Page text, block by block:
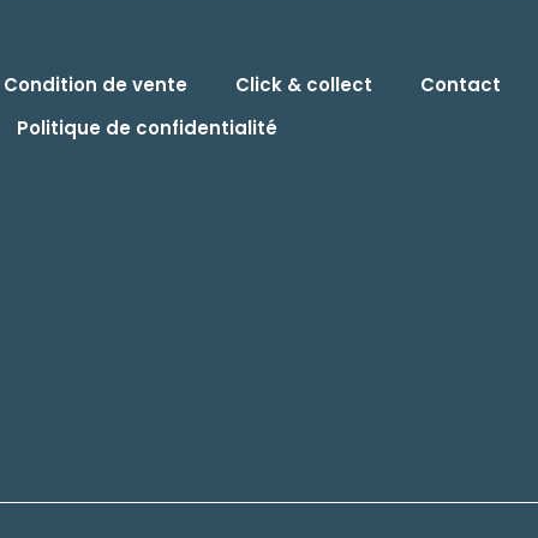
Condition de vente Click & collect
Contact
Politique de confidentialité